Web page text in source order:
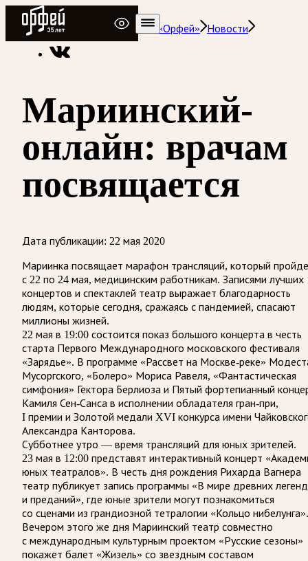
Радио Орфей
Радио классической музыки «Орфей»
Новости
Мариинский-
онлайн: врачам
посвящается
Дата публикации: 22 мая 2020
Мариинка посвящает марафон трансляций, который
с 22 по 24 мая, медицинским работникам. Записями лучших
концертов и спектаклей театр выражает благодарность
людям, которые сегодня, сражаясь с пандемией, спасают
миллионы жизней.
22 мая в 19:00 состоится показ большого концерта в честь
старта Первого Международного московского фестиваля
«Зарядье». В программе «Рассвет на Москве-реке»
Мусоргского, «Болеро» Мориса Равеля, «Фантастическая
симфония» Гектора Берлиоза и Пятый фортепианный
Камиля Сен-Санса в исполнении обладателя гран-при,
I премии и Золотой медали XVI конкурса имени
Александра Канторова.
Субботнее утро — время трансляций для юных зрителей.
23 мая в 12:00 представят интерактивный концерт
юных театралов». В честь дня рождения Рихарда Вагнера
театр публикует запись программы «В мире древних легенд
и преданий», где юные зрители могут познакомиться
со сценами из грандиозной тетралогии «Кольцо нибелунга».
Вечером этого же дня Мариинский театр совместно
с международным культурным проектом «Русские сезоны»
покажет балет «Жизель» со звездным составом